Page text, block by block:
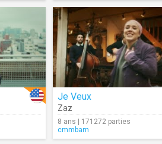
Je Veux
Zaz
8 ans | 171272 parties
cmmbarn